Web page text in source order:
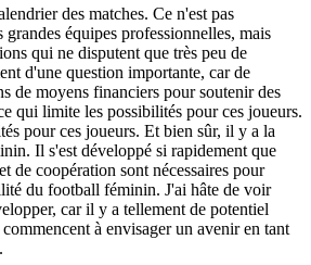
des matches. Ce n'est pas
grandes équipes professionnelles, mais
qui ne disputent que très peu de
d'une question importante, car de
de moyens financiers pour soutenir des
qui limite les possibilités pour ces joueurs.
pour ces joueurs. Et bien sûr, il y a la
Il s'est développé si rapidement que
de coopération sont nécessaires pour
du football féminin. J'ai hâte de voir
car il y a tellement de potentiel
à envisager un avenir en tant